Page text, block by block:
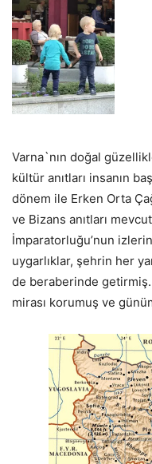
Varna`nın doğal
kültür anıtları insanın
dönem ile Erken Orta
ve Bizans anıtları
İmparatorluğu’nun
uygarlıklar, şehrin her
de beraberinde
mirası korumuş ve